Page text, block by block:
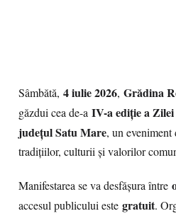
Sâmbătă, 4 iulie 2026, Grădina
găzdui cea de-a IV-a ediție a
județul Satu Mare, un
tradițiilor, culturii și valorilor
Manifestarea se va desfășura între
accesul publicului este gratuit.